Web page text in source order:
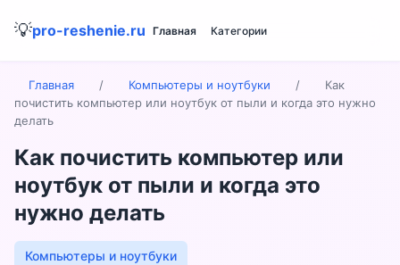
💡pro-reshenie.ru Главная Категории
Главная / Компьютеры и ноутбуки /
Как
почистить компьютер или ноутбук от пыли и когда это нужно
делать
Как почистить компьютер или
ноутбук от пыли и когда это
нужно делать
Компьютеры и ноутбуки